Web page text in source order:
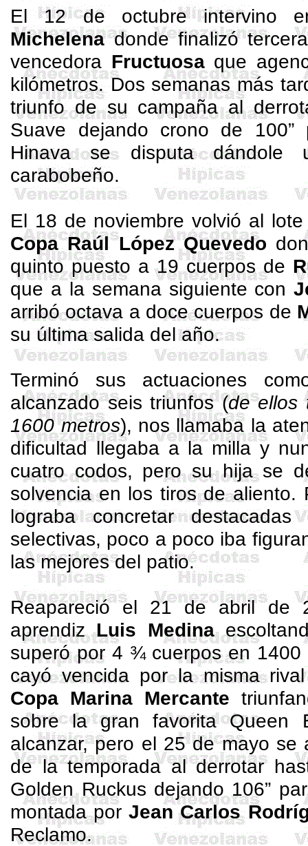
El 12 de octubre intervino
Michelenadonde finalizó
vencedora Fructuosaque
kilómetros. Dos semanas más
triunfo de su campaña al
Suave dejando crono de
Hinavase disputa dándole
carabobeño.
El 18 de noviembre volvió al
Copa Raúl López Quevedo
quinto puesto a 19 cuerpos de
que a la semana siguiente con
arribó octava a doce cuerpos de
su última salida del año.
Terminó sus actuaciones
alcanzado seis triunfos (de ellos
1600 metros), nos llamaba la
dificultad llegaba a la milla y
cuatro codos, pero su hija se
solvencia en los tiros de
lograba concretar
selectivas, poco a poco iba
las mejores del patio.
Reapareció el 21 de abril de
aprendizLuis Medina
superó por 4 ¾ cuerpos en 1400
cayó vencida por la misma
Copa Marina Mercante
sobre la gran favorita
alcanzar, pero el 25 de mayo se
de la temporada al derrotar
GoldenRuckus dejando 106”
montada porJean Carlos
Reclamo.